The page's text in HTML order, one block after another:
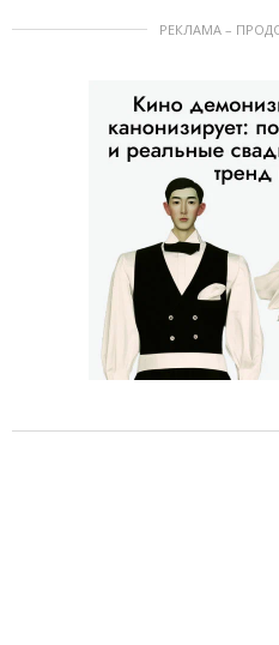
РЕКЛАМА –